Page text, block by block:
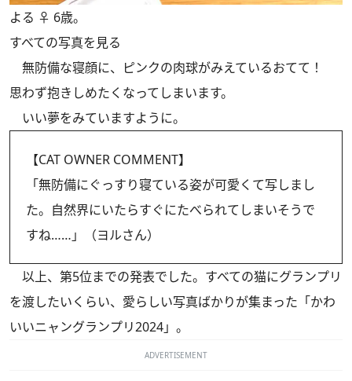
よる ♀ 6歳。
すべての写真を見る
無防備な寝顔に、ピンクの肉球がみえているおてて！
思わず抱きしめたくなってしまいます。
いい夢をみていますように。
【CAT OWNER COMMENT】
「無防備にぐっすり寝ている姿が可愛くて写しまし
た。自然界にいたらすぐにたべられてしまいそうで
すね……」（ヨルさん）
以上、第5位までの発表でした。すべての猫にグランプリ
を渡したいくらい、愛らしい写真ばかりが集まった「かわ
いいニャングランプリ2024」。
ADVERTISEMENT